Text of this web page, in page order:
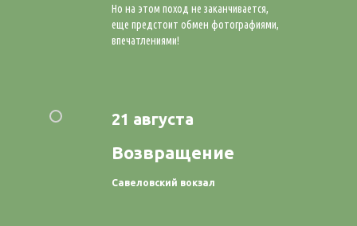
Но на этом поход не заканчивается,
еще предстоит обмен фотографиями,
впечатлениями!
21 августа
Возвращение
Савеловский вокзал